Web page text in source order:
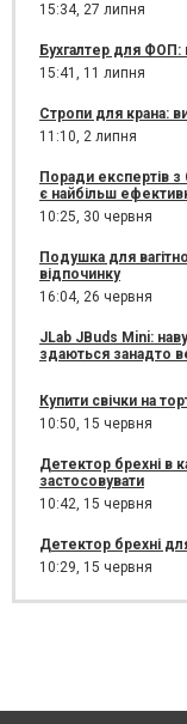
15:34, 27 липня
Бухгалтер для ФОП:
15:41, 11 липня
Стропи для крана:
11:10, 2 липня
Поради експертів з
є найбільш
10:25, 30 червня
Подушка для
відпочинку
16:04, 26 червня
JLab JBuds Mini:
здаються занадто
Купити свічки на
10:50, 15 червня
Детектор брехні в
застосовувати
10:42, 15 червня
Детектор брехні
10:29, 15 червня